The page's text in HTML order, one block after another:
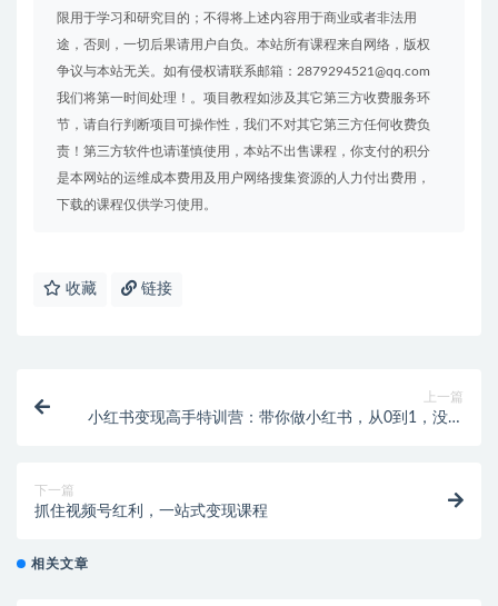
限用于学习和研究目的；不得将上述内容用于商业或者非法用
途，否则，一切后果请用户自负。本站所有课程来自网络，版权
争议与本站无关。如有侵权请联系邮箱：2879294521@qq.com
我们将第一时间处理！。项目教程如涉及其它第三方收费服务环
节，请自行判断项目可操作性，我们不对其它第三方任何收费负
责！第三方软件也请谨慎使用，本站不出售课程，你支付的积分
是本网站的运维成本费用及用户网络搜集资源的人力付出费用，
下载的课程仅供学习使用。
收藏 链接
上一篇
小红书变现高手特训营：带你做小红书，从0到1，没有
下一篇
抓住视频号红利，一站式变现课程
相关文章